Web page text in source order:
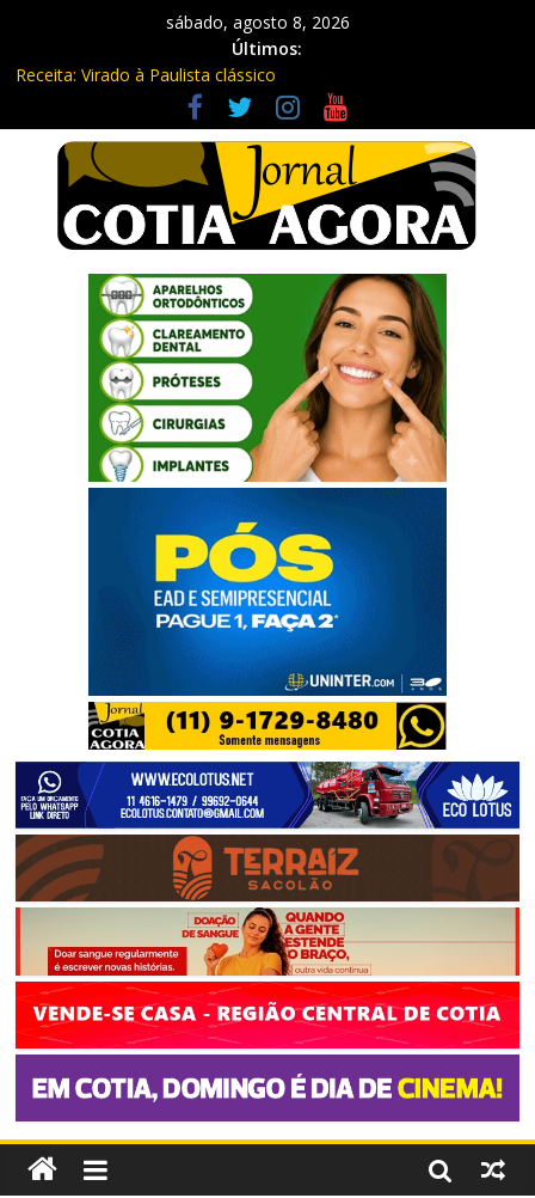
sábado, agosto 8, 2026
Últimos:
Equipe Guardiã Maria da Penha prende três em flagrante em
São Roque
Receita: Virado à Paulista clássico
Ladrão de farmácia e procurado por maus-tratos são presos em
Vargem Grande Paulista
Cine Sustentável traz cinema ao ar livre e educação ambiental
para Vargem Grande
WhatsApp vai parar de funcionar em vários celulares antigos em